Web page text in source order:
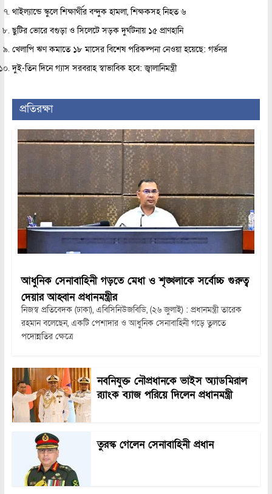
থাইল্যান্ডে স্কুলে শিক্ষার্থীর বন্দুক হামলা, শিক্ষকসহ নিহত ৬
ছুটির ভোরে বগুড়া ও সিলেটে সড়ক দুর্ঘটনায় ১৫ প্রাণহানি
খেলাপি ঋণ কমাতে ১৮ মাসের বিশেষ পরিকল্পনা নেওয়া হয়েছে: গর্ভনর
দুই-তিন দিনে গ্যাস সরবরাহ স্বাভাবিক হবে: জ্বালানিমন্ত্রী
প্রতিরক্ষা
আধুনিক সেনাবাহিনী গড়তে মেধা ও শৃঙ্খলাকে সর্বোচ্চ গুরুত্ব
দেয়ার আহ্বান প্রধানমন্ত্রীর
নিজস্ব প্রতিবেদক (ঢাকা), এবিসিনিউজবিডি, (২৬ জুলাই) : প্রধানমন্ত্রী তারেক
রহমান বলেছেন, একটি পেশাদার ও আধুনিক সেনাবাহিনী গড়ে তুলতে
পদোন্নতির ক্ষেত্রে
নবনিযুক্ত নৌপ্রধানকে ভাইস অ্যাডমিরাল
র‍্যাংক ব্যাজ পরিয়ে দিলেন প্রধানমন্ত্রী
তুরস্ক গেলেন সেনাবাহিনী প্রধান